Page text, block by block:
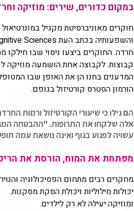
במקום כדורים, שירים: מוזיקה
חרדה. החוקרים ביצעו ניסוי שבו
קבוצות. לקבוצה אחת הושמעה מוזיקה
המדענים בחנו הן את האופן שבו
הורמון הסטרס קורטיזול בגופם.
הם גילו כי שיעורי הקורטיזול ורמות
אלה שלקחו את התרופות. "ההבטחה
עשויה לפגוע בגוף ואינה נושאת עמה
מפתחת את המוח, הורסת את
מחקרים רבים מתחום הפסיכולוגיה
יכולות מילוליות ויכולת הסקת מסקנות.
ומוזיקה יעילה לא רק לילדים.